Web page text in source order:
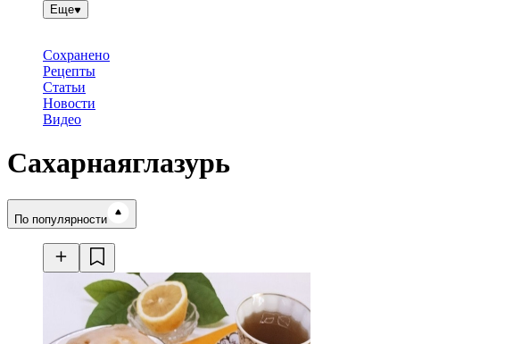
Еще
Сохранено
Рецепты
Статьи
Новости
Видео
Сахарнаяглазурь
Время готовки
По популярности